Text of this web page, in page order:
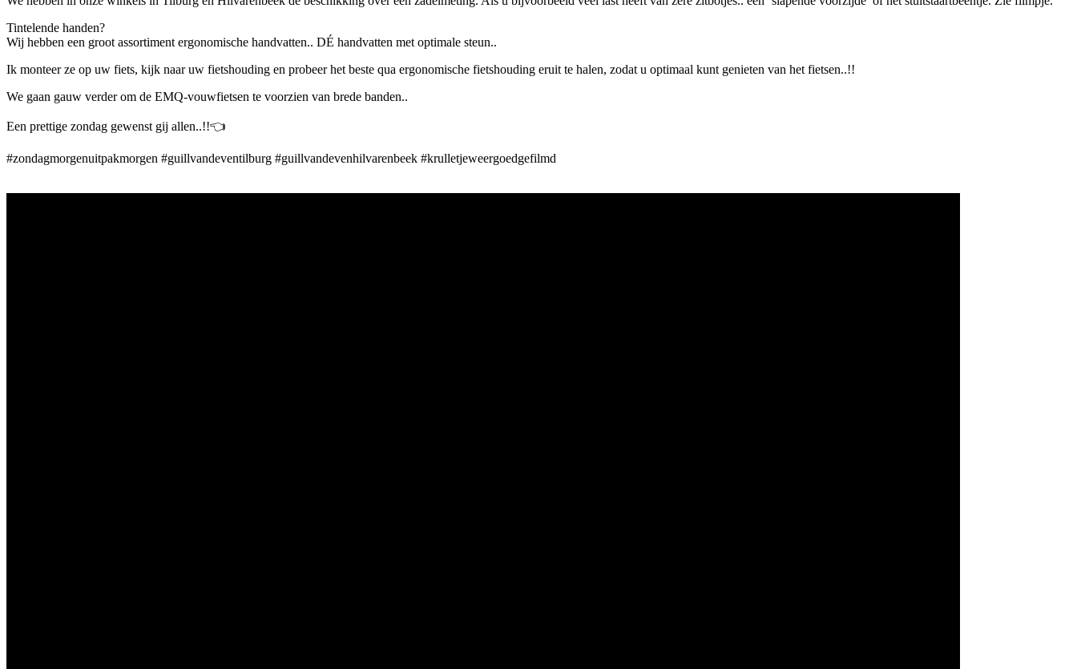
Tintelende handen?
Wij hebben een groot assortiment ergonomische handvatten.. DÉ handvatten met optimale steun..
Ik monteer ze op uw fiets, kijk naar uw fietshouding en probeer het beste qua ergonomische fietshouding eruit te halen, zodat u optimaal kunt genieten van het fietsen..!!
We gaan gauw verder om de EMQ-vouwfietsen te voorzien van brede banden..
Een prettige zondag gewenst gij allen..!!👈
#zondagmorgenuitpakmorgen #guillvandeventilburg #guillvandevenhilvarenbeek #krulletjeweergoedgefilmd